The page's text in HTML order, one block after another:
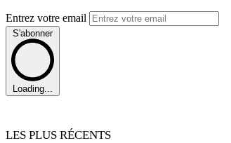
Entrez votre email
S'abonner
Loading...
LES PLUS RÉCENTS